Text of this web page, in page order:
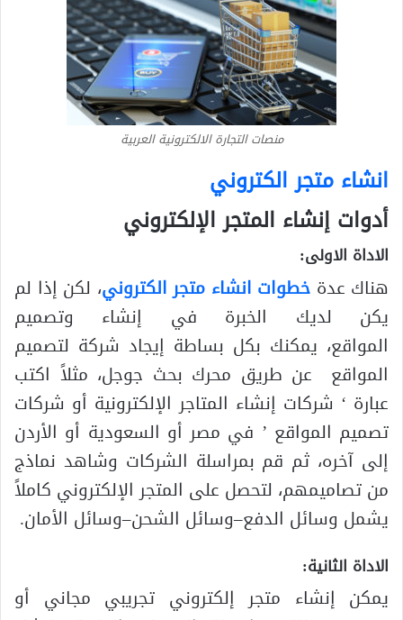
منصات التجارة الالكترونية العربية
انشاء متجر الكتروني
أدوات إنشاء المتجر الإلكتروني
الاداة الاولى:
هناك عدة خطوات انشاء متجر الكتروني، لكن إذا لم
يكن لديك الخبرة في إنشاء وتصميم
المواقع، يمكنك بكل بساطة إيجاد شركة لتصميم
المواقع عن طريق محرك بحث جوجل، مثلاً اكتب
عبارة ‘ شركات إنشاء المتاجر الإلكترونية أو شركات
تصميم المواقع ’ في مصر أو السعودية أو الأردن
إلى آخره، ثم قم بمراسلة الشركات وشاهد نماذج
من تصاميمهم، لتحصل على المتجر الإلكتروني كاملاً
يشمل وسائل الدفع–وسائل الشحن–وسائل الأمان.
الاداة الثانية:
يمكن إنشاء متجر إلكتروني تجريبي مجاني أو